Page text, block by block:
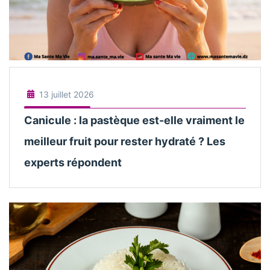
13 juillet 2026
Canicule : la pastèque est-elle vraiment le
meilleur fruit pour rester hydraté ? Les
experts répondent